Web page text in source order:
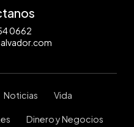
0662
Noticias Vida
Dinero y Negocios